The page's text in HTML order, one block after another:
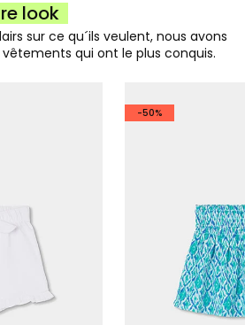
look
sur ce qu´ils veulent, nous avons
qui ont le plus conquis.
-50%